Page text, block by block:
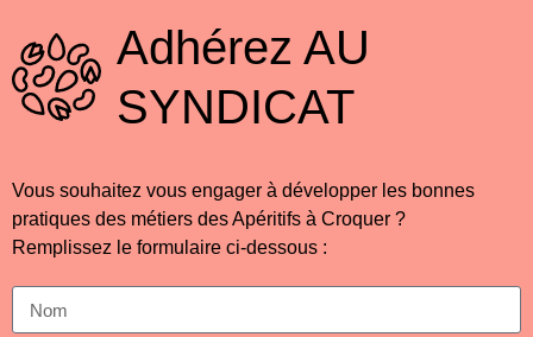
Adhérez AU
SYNDICAT
Vous souhaitez vous engager à développer les bonnes
pratiques des métiers des Apéritifs à Croquer ?
Remplissez le formulaire ci-dessous :